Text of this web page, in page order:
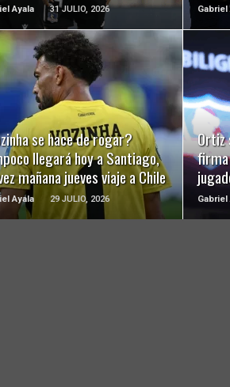
Ayala 31 JULIO, 2026 Gabriel
se hace de rogar?
llegará hoy a Santiago,
mañana jueves viaje a Chile
Ayala 29 JULIO, 2026
LEER MÁS
Ortiz
firma
Gabriel